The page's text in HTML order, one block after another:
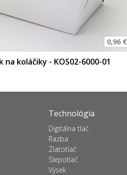
0,96 €
na koláčiky - KOS02-6000-01
Technológia
Digitálna tlač
Razba
Zlatotlač
Slepotlač
Výsek